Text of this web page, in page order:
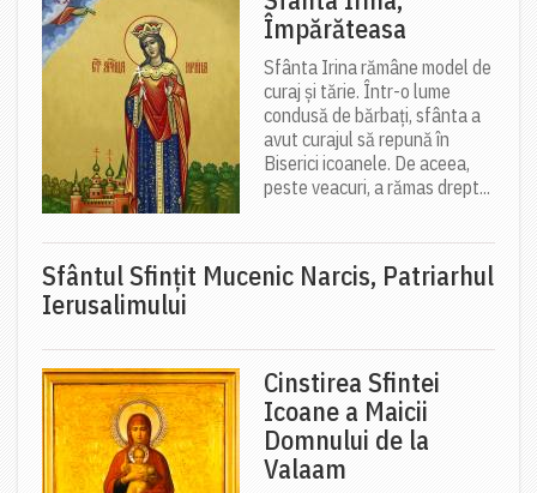
Împărăteasa
Sfânta Irina rămâne model de
curaj și tărie. Într-o lume
condusă de bărbați, sfânta a
avut curajul să repună în
Biserici icoanele. De aceea,
peste veacuri, a rămas drept...
Sfântul Sfinţit Mucenic Narcis, Patriarhul
Ierusalimului
Cinstirea Sfintei
Icoane a Maicii
Domnului de la
Valaam